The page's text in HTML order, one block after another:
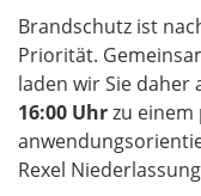
Brandschutz ist
Priorität.
laden wir Sie daher
16:00 Uhrzu einem
Rexel